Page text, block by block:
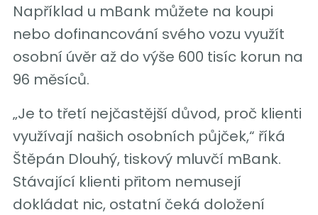
Například u mBank můžete na koupi
nebo dofinancování svého vozu využít
osobní úvěr až do výše 600 tisíc korun na
96 měsíců.
„Je to třetí nejčastější důvod, proč klienti
využívají našich osobních půjček,“ říká
Štěpán Dlouhý, tiskový mluvčí mBank.
Stávající klienti přitom nemusejí
dokládat nic, ostatní čeká doložení